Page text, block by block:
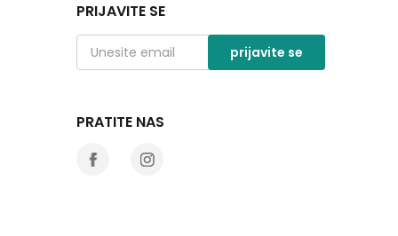
PRIJAVITE SE
prijavite se
PRATITE NAS